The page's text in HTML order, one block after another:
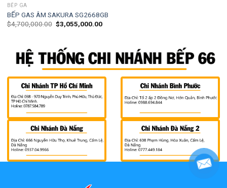
BẾP GA
BẾP GAS ÂM SAKURA SG2668GB
$4,700,000.00 $3,055,000.00